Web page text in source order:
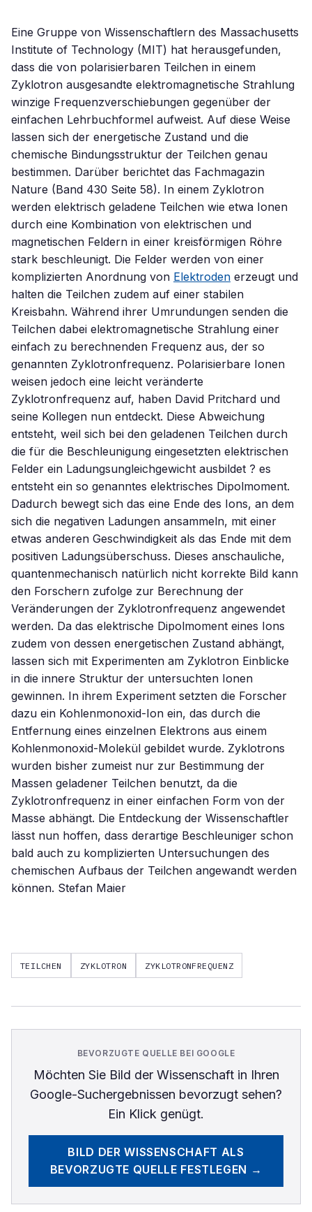
Eine Gruppe von Wissenschaftlern des Massachusetts
Institute of Technology (MIT) hat herausgefunden,
dass die von polarisierbaren Teilchen in einem
Zyklotron ausgesandte elektromagnetische Strahlung
winzige Frequenzverschiebungen gegenüber der
einfachen Lehrbuchformel aufweist. Auf diese Weise
lassen sich der energetische Zustand und die
chemische Bindungsstruktur der Teilchen genau
bestimmen. Darüber berichtet das Fachmagazin
Nature (Band 430 Seite 58). In einem Zyklotron
werden elektrisch geladene Teilchen wie etwa Ionen
durch eine Kombination von elektrischen und
magnetischen Feldern in einer kreisförmigen Röhre
stark beschleunigt. Die Felder werden von einer
komplizierten Anordnung von Elektroden erzeugt und
halten die Teilchen zudem auf einer stabilen
Kreisbahn. Während ihrer Umrundungen senden die
Teilchen dabei elektromagnetische Strahlung einer
einfach zu berechnenden Frequenz aus, der so
genannten Zyklotronfrequenz. Polarisierbare Ionen
weisen jedoch eine leicht veränderte
Zyklotronfrequenz auf, haben David Pritchard und
seine Kollegen nun entdeckt. Diese Abweichung
entsteht, weil sich bei den geladenen Teilchen durch
die für die Beschleunigung eingesetzten elektrischen
Felder ein Ladungsungleichgewicht ausbildet ? es
entsteht ein so genanntes elektrisches Dipolmoment.
Dadurch bewegt sich das eine Ende des Ions, an dem
sich die negativen Ladungen ansammeln, mit einer
etwas anderen Geschwindigkeit als das Ende mit dem
positiven Ladungsüberschuss. Dieses anschauliche,
quantenmechanisch natürlich nicht korrekte Bild kann
den Forschern zufolge zur Berechnung der
Veränderungen der Zyklotronfrequenz angewendet
werden. Da das elektrische Dipolmoment eines Ions
zudem von dessen energetischen Zustand abhängt,
lassen sich mit Experimenten am Zyklotron Einblicke
in die innere Struktur der untersuchten Ionen
gewinnen. In ihrem Experiment setzten die Forscher
dazu ein Kohlenmonoxid-Ion ein, das durch die
Entfernung eines einzelnen Elektrons aus einem
Kohlenmonoxid-Molekül gebildet wurde. Zyklotrons
wurden bisher zumeist nur zur Bestimmung der
Massen geladener Teilchen benutzt, da die
Zyklotronfrequenz in einer einfachen Form von der
Masse abhängt. Die Entdeckung der Wissenschaftler
lässt nun hoffen, dass derartige Beschleuniger schon
bald auch zu komplizierten Untersuchungen des
chemischen Aufbaus der Teilchen angewandt werden
können. Stefan Maier
TEILCHEN ZYKLOTRON ZYKLOTRONFREQUENZ
BEVORZUGTE QUELLE BEI GOOGLE
Möchten Sie Bild der Wissenschaftin Ihren
Google-Suchergebnissen bevorzugt sehen?
Ein Klick genügt.
BILD DER WISSENSCHAFT ALS
BEVORZUGTE QUELLE FESTLEGEN →